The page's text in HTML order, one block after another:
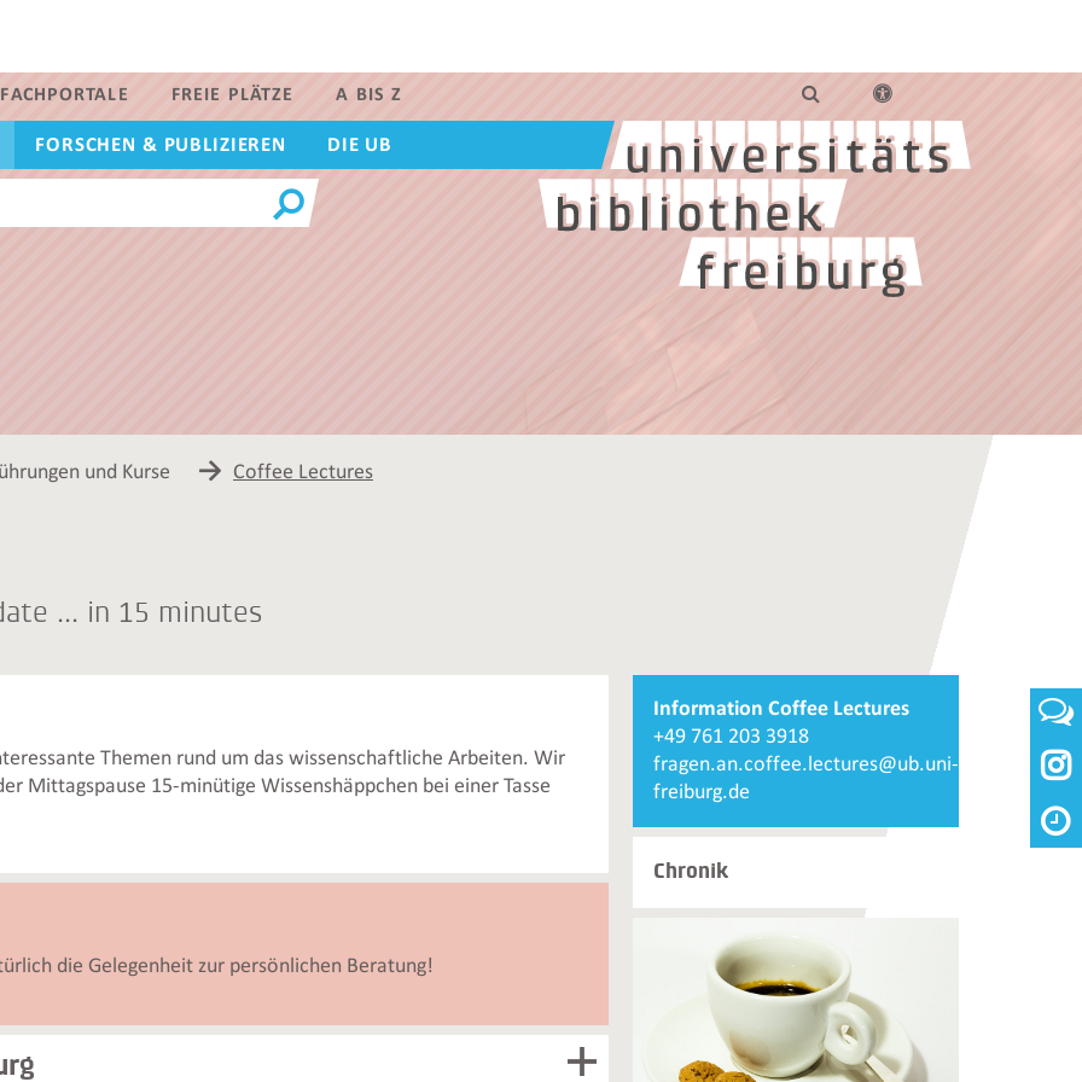
FACHPORTALE FREIE PLÄTZE A BIS Z
FORSCHEN & PUBLIZIEREN DIE UB
und Kurse Coffee Lectures
... in 15 minutes
Themen rund um das wissenschaftliche Arbeiten. Wir
Mittagspause 15-minütige Wissenshäppchen bei einer Tasse
die Gelegenheit zur persönlichen Beratung!
Informationen
und
Kontakte
Information Coffee Lectures
Telefonnummer
Information
Coffee
+49 761 203 3918
E-
Mail
Lectures
fragen.an.coffee.lectures@ub.uni-
freiburg.de
Chronik
